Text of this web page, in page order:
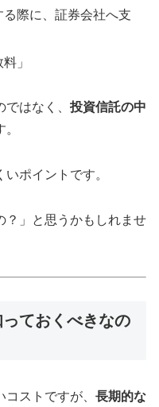
際に、証券会社へ支
」
はなく、 投資信託の中
ポイントです。
？」と思うかもしれませ
ておくべきなの
ストですが、 長期的な